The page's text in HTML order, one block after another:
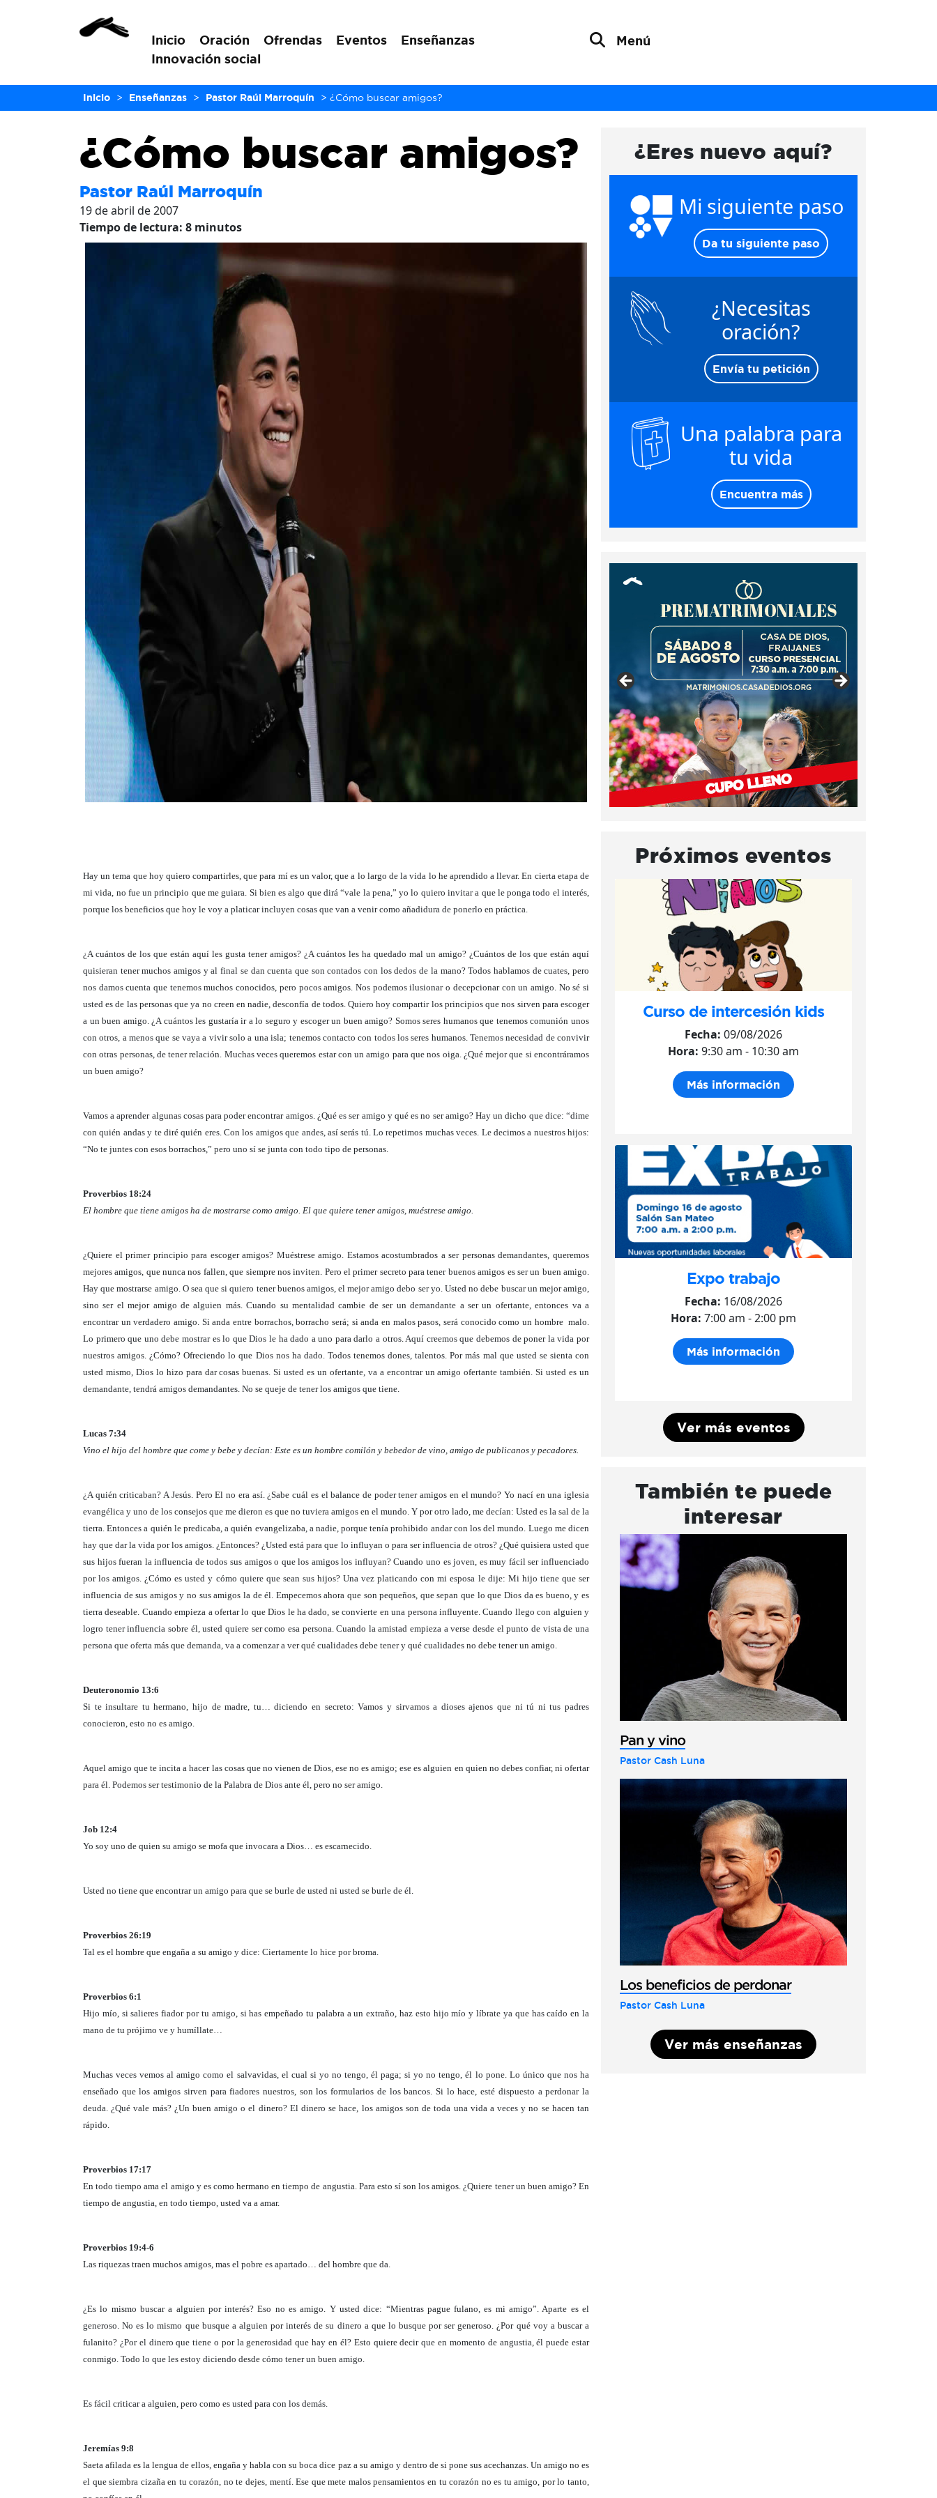
Inicio Oración Ofrendas Eventos
Enseñanzas
Innovación social
Menú
Inicio > Enseñanzas > Pastor Raúl Marroquín > ¿Cómo buscar amigos?
¿Cómo buscar amigos?
Pastor Raúl Marroquín
19 de abril de 2007
Tiempo de lectura: 8 minutos
Hay un tema que hoy quiero compartirles, que para mí es un valor, que a lo largo de la vida lo he aprendido a llevar. En cierta etapa de
mi vida, no fue un principio que me guiara. Si bien es algo que dirá “vale la pena,” yo lo quiero invitar a que le ponga todo el interés,
porque los beneficios que hoy le voy a platicar incluyen cosas que van a venir como añadidura de ponerlo en práctica.
¿A cuántos de los que están aquí les gusta tener amigos? ¿A cuántos les ha quedado mal un amigo? ¿Cuántos de los que están aquí
quisieran tener muchos amigos y al final se dan cuenta que son contados con los dedos de la mano? Todos hablamos de cuates, pero
nos damos cuenta que tenemos muchos conocidos, pero pocos amigos. Nos podemos ilusionar o decepcionar con un amigo. No sé si
usted es de las personas que ya no creen en nadie, desconfía de todos. Quiero hoy compartir los principios que nos sirven para escoger
a un buen amigo. ¿A cuántos les gustaría ir a lo seguro y escoger un buen amigo? Somos seres humanos que tenemos comunión unos
con otros, a menos que se vaya a vivir solo a una isla; tenemos contacto con todos los seres humanos. Tenemos necesidad de convivir
con otras personas, de tener relación. Muchas veces queremos estar con un amigo para que nos oiga. ¿Qué mejor que si encontráramos
un buen amigo?
Vamos a aprender algunas cosas para poder encontrar amigos. ¿Qué es ser amigo y qué es no ser amigo? Hay un dicho que dice: “dime
con quién andas y te diré quién eres. Con los amigos que andes, así serás tú. Lo repetimos muchas veces. Le decimos a nuestros hijos:
“No te juntes con esos borrachos,” pero uno sí se junta con todo tipo de personas.
Proverbios 18:24
El hombre que tiene amigos ha de mostrarse como amigo. El que quiere tener amigos, muéstrese amigo.
¿Quiere el primer principio para escoger amigos? Muéstrese amigo. Estamos acostumbrados a ser personas demandantes, queremos
mejores amigos, que nunca nos fallen, que siempre nos inviten. Pero el primer secreto para tener buenos amigos es ser un buen amigo.
Hay que mostrarse amigo. O sea que si quiero tener buenos amigos, el mejor amigo debo ser yo. Usted no debe buscar un mejor amigo,
sino ser el mejor amigo de alguien más. Cuando su mentalidad cambie de ser un demandante a ser un ofertante, entonces va a
encontrar un verdadero amigo. Si anda entre borrachos, borracho será; si anda en malos pasos, será conocido como un hombre malo.
Lo primero que uno debe mostrar es lo que Dios le ha dado a uno para darlo a otros. Aquí creemos que debemos de poner la vida por
nuestros amigos. ¿Cómo? Ofreciendo lo que Dios nos ha dado. Todos tenemos dones, talentos. Por más mal que usted se sienta con
usted mismo, Dios lo hizo para dar cosas buenas. Si usted es un ofertante, va a encontrar un amigo ofertante también. Si usted es un
demandante, tendrá amigos demandantes. No se queje de tener los amigos que tiene.
Lucas 7:34
Vino el hijo del hombre que come y bebe y decían: Este es un hombre comilón y bebedor de vino, amigo de publicanos y pecadores.
¿A quién criticaban? A Jesús. Pero El no era así. ¿Sabe cuál es el balance de poder tener amigos en el mundo? Yo nací en una iglesia
evangélica y uno de los consejos que me dieron es que no tuviera amigos en el mundo. Y por otro lado, me decían: Usted es la sal de la
tierra. Entonces a quién le predicaba, a quién evangelizaba, a nadie, porque tenía prohibido andar con los del mundo. Luego me dicen
hay que dar la vida por los amigos. ¿Entonces? ¿Usted está para que lo influyan o para ser influencia de otros? ¿Qué quisiera usted que
sus hijos fueran la influencia de todos sus amigos o que los amigos los influyan? Cuando uno es joven, es muy fácil ser influenciado
por los amigos. ¿Cómo es usted y cómo quiere que sean sus hijos? Una vez platicando con mi esposa le dije: Mi hijo tiene que ser
influencia de sus amigos y no sus amigos la de él. Empecemos ahora que son pequeños, que sepan que lo que Dios da es bueno, y es
tierra deseable. Cuando empieza a ofertar lo que Dios le ha dado, se convierte en una persona influyente. Cuando llego con alguien y
logro tener influencia sobre él, usted quiere ser como esa persona. Cuando la amistad empieza a verse desde el punto de vista de una
persona que oferta más que demanda, va a comenzar a ver qué cualidades debe tener y qué cualidades no debe tener un amigo.
Deuteronomio 13:6
Si te insultare tu hermano, hijo de madre, tu… diciendo en secreto: Vamos y sirvamos a dioses ajenos que ni tú ni tus padres
conocieron, esto no es amigo.
Aquel amigo que te incita a hacer las cosas que no vienen de Dios, ese no es amigo; ese es alguien en quien no debes confiar, ni ofertar
para él. Podemos ser testimonio de la Palabra de Dios ante él, pero no ser amigo.
Job 12:4
Yo soy uno de quien su amigo se mofa que invocara a Dios… es escarnecido.
Usted no tiene que encontrar un amigo para que se burle de usted ni usted se burle de él.
Proverbios 26:19
Tal es el hombre que engaña a su amigo y dice: Ciertamente lo hice por broma.
Proverbios 6:1
Hijo mío, si salieres fiador por tu amigo, si has empeñado tu palabra a un extraño, haz esto hijo mío y líbrate ya que has caído en la
mano de tu prójimo ve y humíllate…
Muchas veces vemos al amigo como el salvavidas, el cual si yo no tengo, él paga; si yo no tengo, él lo pone. Lo único que nos ha
enseñado que los amigos sirven para fiadores nuestros, son los formularios de los bancos. Si lo hace, esté dispuesto a perdonar la
deuda. ¿Qué vale más? ¿Un buen amigo o el dinero? El dinero se hace, los amigos son de toda una vida a veces y no se hacen tan
rápido.
Proverbios 17:17
En todo tiempo ama el amigo y es como hermano en tiempo de angustia. Para esto sí son los amigos. ¿Quiere tener un buen amigo? En
tiempo de angustia, en todo tiempo, usted va a amar.
Proverbios 19:4-6
Las riquezas traen muchos amigos, mas el pobre es apartado… del hombre que da.
¿Es lo mismo buscar a alguien por interés? Eso no es amigo. Y usted dice: “Mientras pague fulano, es mi amigo”. Aparte es el
generoso. No es lo mismo que busque a alguien por interés de su dinero a que lo busque por ser generoso. ¿Por qué voy a buscar a
fulanito? ¿Por el dinero que tiene o por la generosidad que hay en él? Esto quiere decir que en momento de angustia, él puede estar
conmigo. Todo lo que les estoy diciendo desde cómo tener un buen amigo.
Es fácil criticar a alguien, pero como es usted para con los demás.
Jeremías 9:8
Saeta afilada es la lengua de ellos, engaña y habla con su boca dice paz a su amigo y dentro de si pone sus acechanzas. Un amigo no es
el que siembra cizaña en tu corazón, no te dejes, mentí. Ese que mete malos pensamientos en tu corazón no es tu amigo, por lo tanto,
¿Eres nuevo aquí?
Mi siguiente paso
Da tu siguiente paso
¿Necesitas
oración?
Envía tu petición
Una palabra para
tu vida
Encuentra más
Próximos eventos
Curso de intercesión kids
Fecha: 09/08/2026
Hora: 9:30 am - 10:30 am
Más información
Expo trabajo
Fecha: 16/08/2026
Hora: 7:00 am - 2:00 pm
Más información
Ver más eventos
También te puede
interesar
Pan y vino
Pastor Cash Luna
Los beneficios de perdonar
Pastor Cash Luna
Ver más enseñanzas